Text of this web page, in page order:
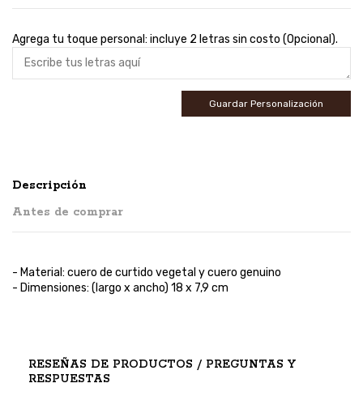
Agrega tu toque personal: incluye 2 letras sin costo (Opcional).
Guardar Personalización
Descripción
Antes de comprar
- Material: cuero de curtido vegetal y cuero genuino
- Dimensiones: (largo x ancho) 18 x 7,9 cm
RESEÑAS DE PRODUCTOS / PREGUNTAS Y
RESPUESTAS